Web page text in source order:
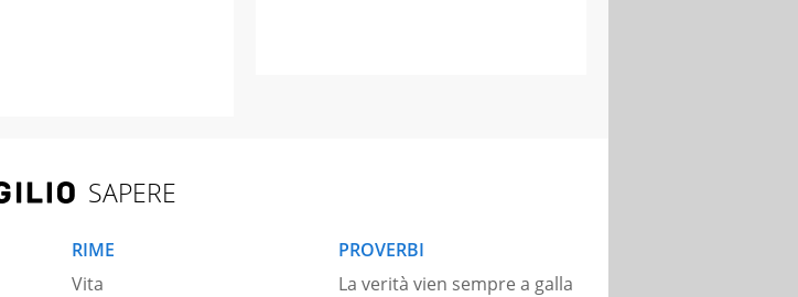
SAPERE
RIME
Vita
PROVERBI
La verità vien sempre a galla